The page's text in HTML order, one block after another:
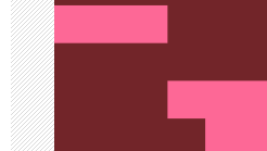
ц
и
я